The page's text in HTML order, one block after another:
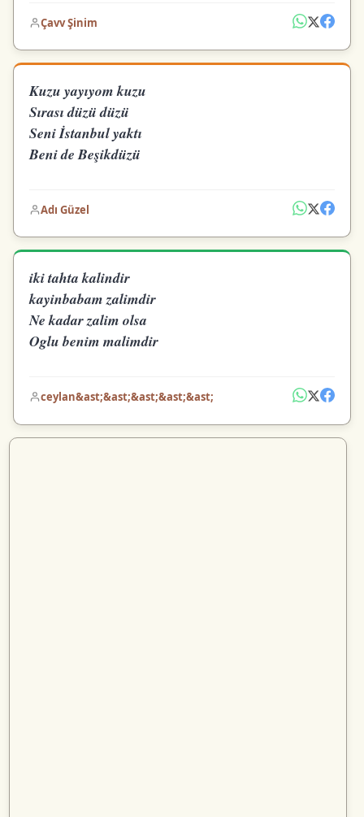
Çavv Şinim
Kuzu yayıyom kuzu
Sırası düzü düzü
Seni İstanbul yaktı
Beni de Beşikdüzü
Adı Güzel
iki tahta kalindir
kayinbabam zalimdir
Ne kadar zalim olsa
Oglu benim malimdir
ceylan&ast;&ast;&ast;&ast;&ast;